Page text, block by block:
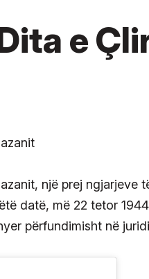
e
një prej ngjarjeve
datë, më 22 tetor
përfundimisht në